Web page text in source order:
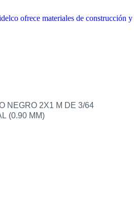
NEGRO 2X1 M DE 3/64
(0.90 MM)